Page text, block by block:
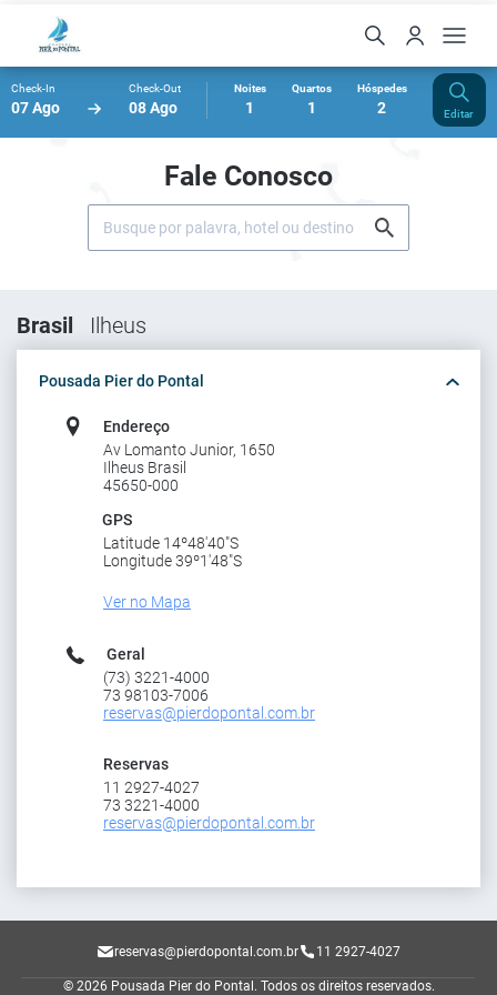
Check-In
07 Ago
Check-Out
08 Ago
Noites
1
Quartos
1
Hóspedes
2 Editar
Fale Conosco
Brasil Ilheus
Pousada Pier do Pontal
Endereço
Av Lomanto Junior, 1650
Ilheus Brasil
45650-000
GPS
Latitude 14º48'40"S
Longitude 39º1'48"S
Ver no Mapa
Geral
(73) 3221-4000
73 98103-7006
reservas@pierdopontal.com.br
Reservas
11 2927-4027
73 3221-4000
reservas@pierdopontal.com.br
reservas@pierdopontal.com.br 11 2927-4027
© 2026 Pousada Pier do Pontal. Todos os direitos reservados.